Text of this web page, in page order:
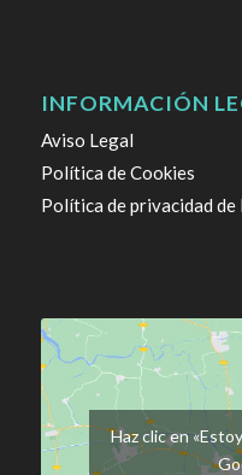
INFORMACIÓN
Aviso Legal
Política de Cookies
Política de privacidad de
Haz clic en